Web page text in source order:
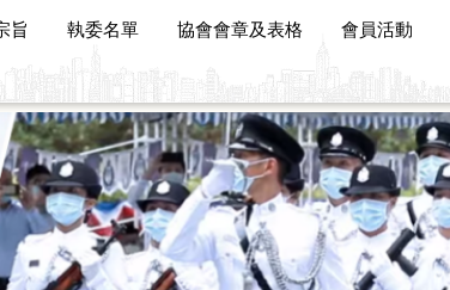
旨 執委名單 協會會章及表格 會員活動